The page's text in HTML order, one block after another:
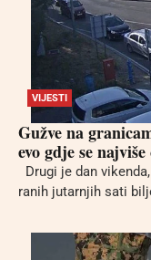
VIJESTI
Gužve na
evo gdje se najviše
Drugi je dan
ranih jutarnjih sati